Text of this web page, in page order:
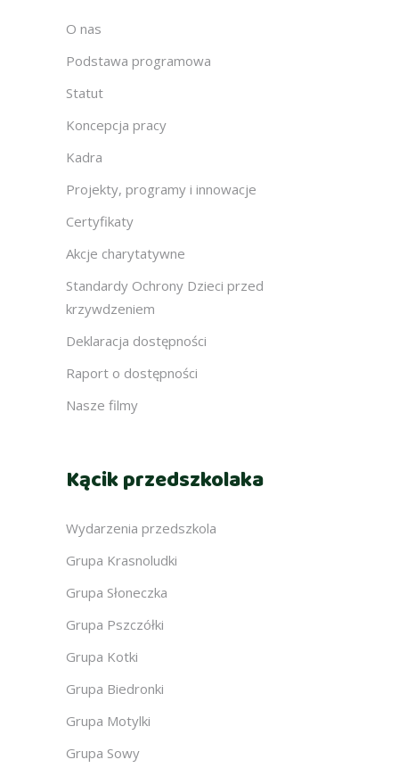
O nas
Podstawa programowa
Statut
Koncepcja pracy
Kadra
Projekty, programy i innowacje
Certyfikaty
Akcje charytatywne
Standardy Ochrony Dzieci przed
krzywdzeniem
Deklaracja dostępności
Raport o dostępności
Nasze filmy
Kącik przedszkolaka
Wydarzenia przedszkola
Grupa Krasnoludki
Grupa Słoneczka
Grupa Pszczółki
Grupa Kotki
Grupa Biedronki
Grupa Motylki
Grupa Sowy